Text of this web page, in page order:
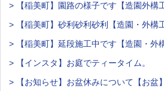
> 【稲美町】園路の様子です【造園外構
> 【稲美町】砂利砂利砂利【造園・外構
> 【稲美町】延段施工中です【造園・外
> 【インスタ】お庭でティータイム。
> 【お知らせ】お盆休みについて【お盆】